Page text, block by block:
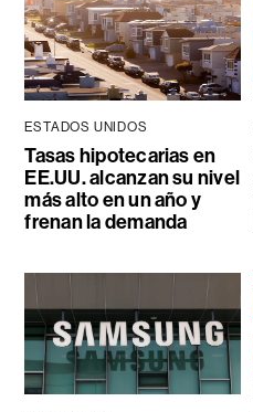
ESTADOS UNIDOS
Tasas hipotecarias en
EE.UU. alcanzan su nivel
más alto en un año y
frenan la demanda